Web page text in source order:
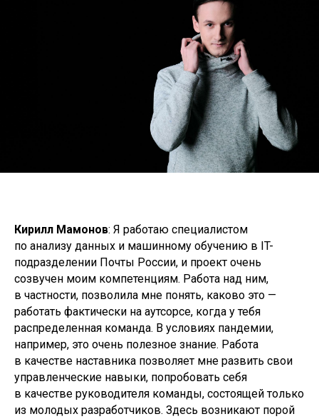
Кирилл Мамонов: Я работаю специалистом
по анализу данных и машинному обучению в IT-
подразделении Почты России, и проект очень
созвучен моим компетенциям. Работа над ним,
в частности, позволила мне понять, каково это —
работать фактически на аутсорсе, когда у тебя
распределенная команда. В условиях пандемии,
например, это очень полезное знание. Работа
в качестве наставника позволяет мне развить свои
управленческие навыки, попробовать себя
в качестве руководителя команды, состоящей только
из молодых разработчиков. Здесь возникают порой